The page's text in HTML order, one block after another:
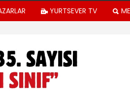
YURTSEVER TV